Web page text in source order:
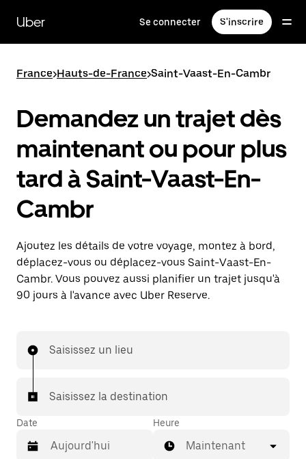
contenu
principal
Uber Se connecter S'inscrire
France>Hauts-de-France>Saint-Vaast-En-Cambr
Demandez un trajet dès
maintenant ou pour plus
tard à Saint-Vaast-En-
Cambr
Ajoutez les détails de votre voyage, montez à bord,
déplacez-vous ou déplacez-vous Saint-Vaast-En-
Cambr. Vous pouvez aussi planifier un trajet jusqu'à
90 jours à l'avance avec Uber Reserve.
Saisissez un lieu
Saisissez la destination
Date Heure
Maintenant